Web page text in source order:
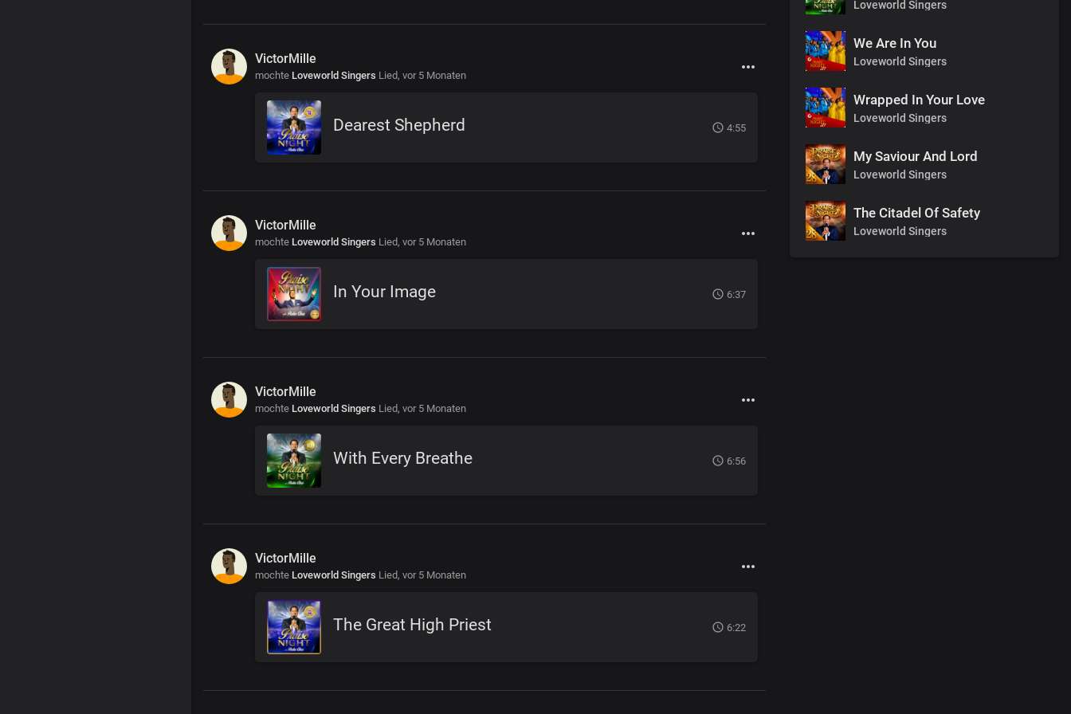
VictorMille
mochte Loveworld Singers Lied, vor 5 Monaten
Dearest Shepherd 4:55
VictorMille
mochte Loveworld Singers Lied, vor 5 Monaten
In Your Image 6:37
VictorMille
mochte Loveworld Singers Lied, vor 5 Monaten
With Every Breathe 6:56
VictorMille
mochte Loveworld Singers Lied, vor 5 Monaten
The Great High Priest 6:22
Loveworld Singers
We Are In You
Loveworld Singers
Wrapped In Your Love
Loveworld Singers
My Saviour And Lord
Loveworld Singers
The Citadel Of Safety
Loveworld Singers